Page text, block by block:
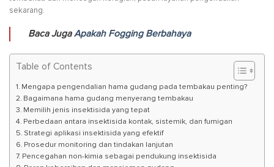
sekarang.
Baca JugaApakah Fogging Berbahaya
Table of Contents
Mengapa pengendalian hama gudang pada tembakau penting?
Bagaimana hama gudang menyerang tembakau
Memilih jenis insektisida yang tepat
Perbedaan antara insektisida kontak, sistemik, dan fumigan
Strategi aplikasi insektisida yang efektif
Prosedur monitoring dan tindakan lanjutan
Pencegahan non-kimia sebagai pendukung insektisida